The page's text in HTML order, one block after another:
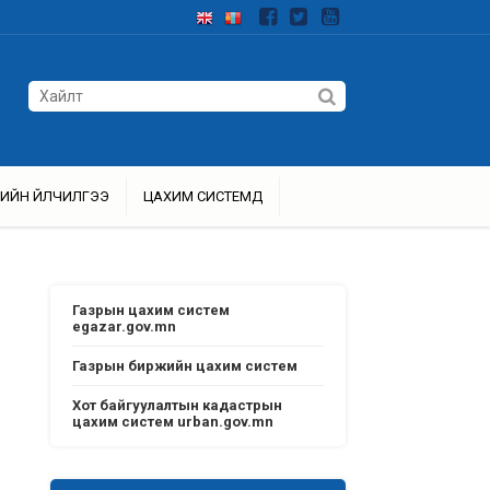
ҮЙЛЧИЛГЭЭ ЦАХИМ СИСТЕМҮҮД
Газрын цахим систем
egazar.gov.mn
Газрын биржийн цахим систем
Хот байгуулалтын кадастрын
цахим систем urban.gov.mn